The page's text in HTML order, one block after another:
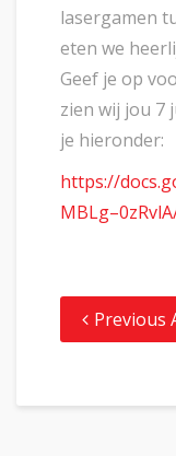
lasergamen
eten we
Geef je op
zien wij jou 7
je hieronder:
https://
Previous